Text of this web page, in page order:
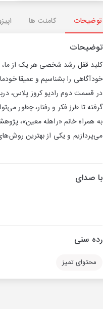
توضیحات کامنت ها
توضیحات
کلید قفل رشد شخصی هر یک از ما،
خودآگاهی را بشناسیم و عمیقا
در قسمت دوم رادیو کروز پلاس،
گرفته تا طرز فکر و رفتار، چطور
به همراه خانم «راهله معین»،
می‌پردازیم و یکی از بهترین
با صدای
رده سنی
محتوای تمیز